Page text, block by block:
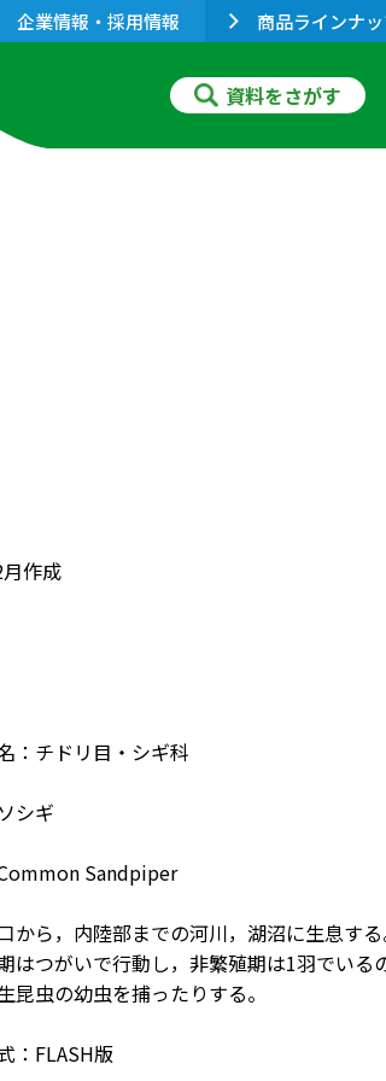
企業情報・採用情報 商品ラインナ
資料をさがす
作成
：チドリ目・シギ科
シギ
Sandpiper
から，内陸部までの河川，湖沼に生息す
はつがいで行動し，非繁殖期は1羽でい
昆虫の幼虫を捕ったりする。
：FLASH版